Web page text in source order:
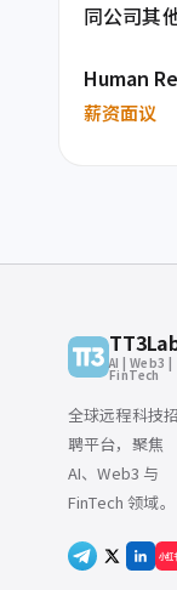
同公司其
Human
薪资面议
AI | Web3 |
FinTech
全球远程科技招
聘平台，聚焦
AI、Web3 与
FinTech 领域。
小红